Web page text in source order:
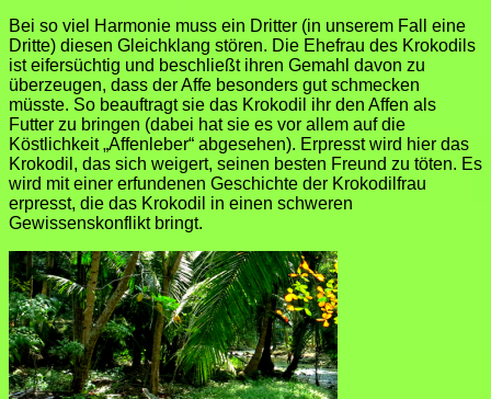
Bei so viel Harmonie muss ein Dritter (in unserem Fall eine
Dritte) diesen Gleichklang stören. Die Ehefrau des Krokodils
ist eifersüchtig und beschließt ihren Gemahl davon zu
überzeugen, dass der Affe besonders gut schmecken
müsste. So beauftragt sie das Krokodil ihr den Affen als
Futter zu bringen (dabei hat sie es vor allem auf die
Köstlichkeit „Affenleber“ abgesehen). Erpresst wird hier das
Krokodil, das sich weigert, seinen besten Freund zu töten. Es
wird mit einer erfundenen Geschichte der Krokodilfrau
erpresst, die das Krokodil in einen schweren
Gewissenskonflikt bringt.